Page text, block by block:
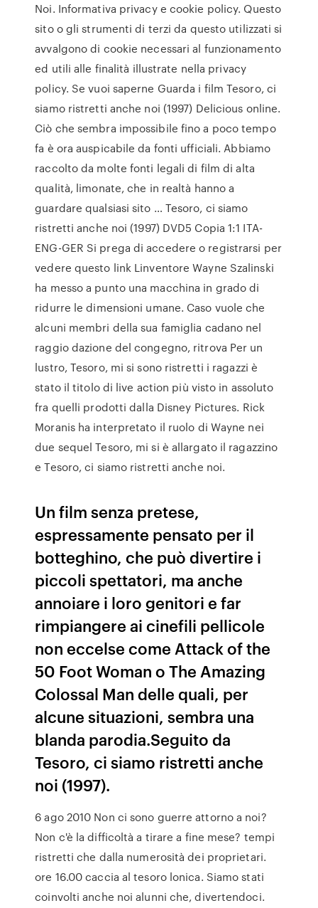
Noi. Informativa privacy e cookie policy. Questo
sito o gli strumenti di terzi da questo utilizzati si
avvalgono di cookie necessari al funzionamento
ed utili alle finalità illustrate nella privacy
policy. Se vuoi saperne Guarda i film Tesoro, ci
siamo ristretti anche noi (1997) Delicious online.
Ciò che sembra impossibile fino a poco tempo
fa è ora auspicabile da fonti ufficiali. Abbiamo
raccolto da molte fonti legali di film di alta
qualità, limonate, che in realtà hanno a
guardare qualsiasi sito … Tesoro, ci siamo
ristretti anche noi (1997) DVD5 Copia 1:1 ITA-
ENG-GER Si prega di accedere o registrarsi per
vedere questo link Linventore Wayne Szalinski
ha messo a punto una macchina in grado di
ridurre le dimensioni umane. Caso vuole che
alcuni membri della sua famiglia cadano nel
raggio dazione del congegno, ritrova Per un
lustro, Tesoro, mi si sono ristretti i ragazzi è
stato il titolo di live action più visto in assoluto
fra quelli prodotti dalla Disney Pictures. Rick
Moranis ha interpretato il ruolo di Wayne nei
due sequel Tesoro, mi si è allargato il ragazzino
e Tesoro, ci siamo ristretti anche noi.
Un film senza pretese,
espressamente pensato per il
botteghino, che può divertire i
piccoli spettatori, ma anche
annoiare i loro genitori e far
rimpiangere ai cinefili pellicole
non eccelse come Attack of the
50 Foot Woman o The Amazing
Colossal Man delle quali, per
alcune situazioni, sembra una
blanda parodia.Seguito da
Tesoro, ci siamo ristretti anche
noi (1997).
6 ago 2010 Non ci sono guerre attorno a noi?
Non c'è la difficoltà a tirare a fine mese? tempi
ristretti che dalla numerosità dei proprietari.
ore 16.00 caccia al tesoro lonica. Siamo stati
coinvolti anche noi alunni che, divertendoci.